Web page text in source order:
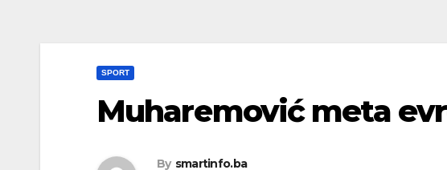
SPORT
Muharemović meta
By smartinfo.ba